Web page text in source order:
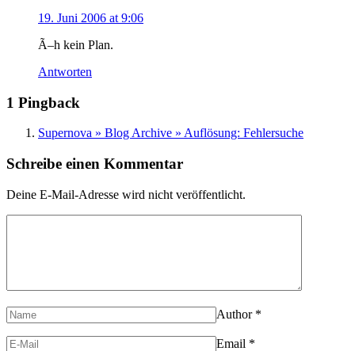
19. Juni 2006 at 9:06
Ã–h kein Plan.
Antworten
1 Pingback
Supernova » Blog Archive » Auflösung: Fehlersuche
Schreibe einen Kommentar
Deine E-Mail-Adresse wird nicht veröffentlicht.
Author *
Email *